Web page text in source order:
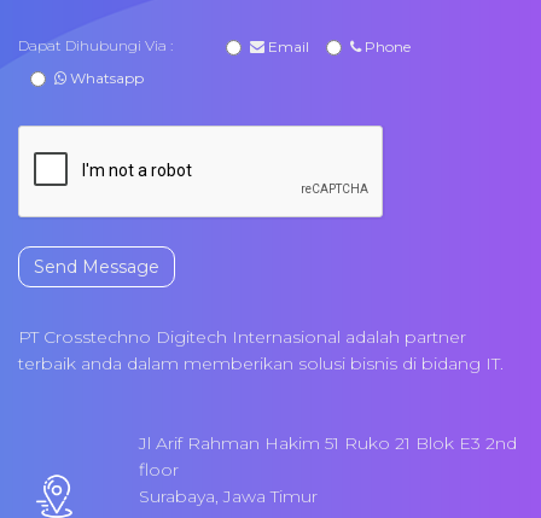
Dapat Dihubungi Via : Email
Phone
Whatsapp
Send Message
PT Crosstechno Digitech Internasional adalah partner
terbaik anda dalam memberikan solusi bisnis di bidang IT.
Jl Arif Rahman Hakim 51 Ruko 21 Blok E3 2nd
floor
Surabaya, Jawa Timur